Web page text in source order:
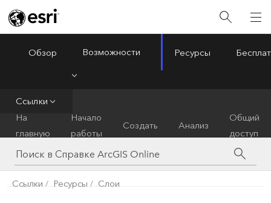
ArcGIS Online
Обзор Возможности Ресурсы
Ссылки
На
главную
Начало
работы
Создать Анализ
Общий
доступ
Ссылки Ресурсы Слои